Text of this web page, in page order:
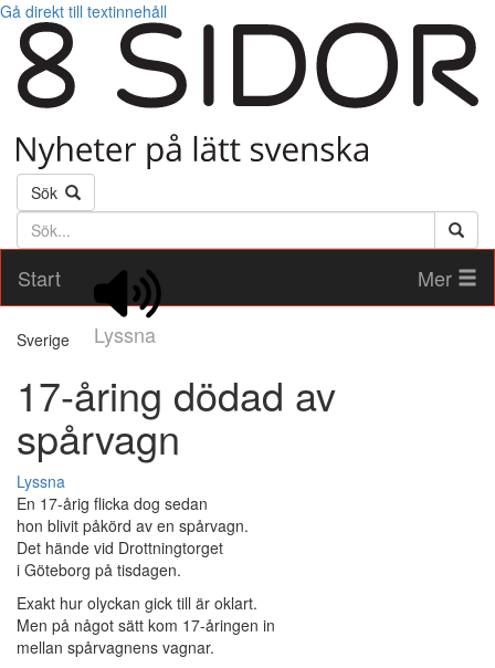
Gå direkt till textinnehåll
Sök
Söktext
Start
Lyssna
Mer
Sverige
17-åring dödad av
spårvagn
Lyssna
En 17-årig flicka dog sedan
hon blivit påkörd av en spårvagn.
Det hände vid Drottningtorget
i Göteborg på tisdagen.
Exakt hur olyckan gick till är oklart.
Men på något sätt kom 17-åringen in
mellan spårvagnens vagnar.